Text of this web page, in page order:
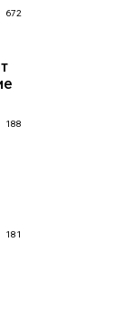
672
188
181